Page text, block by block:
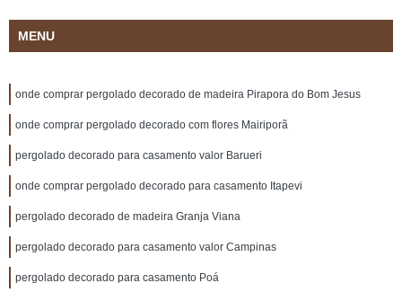
MENU
onde comprar pergolado decorado de madeira Pirapora do Bom Jesus
onde comprar pergolado decorado com flores Mairiporã
pergolado decorado para casamento valor Barueri
onde comprar pergolado decorado para casamento Itapevi
pergolado decorado de madeira Granja Viana
pergolado decorado para casamento valor Campinas
pergolado decorado para casamento Poá